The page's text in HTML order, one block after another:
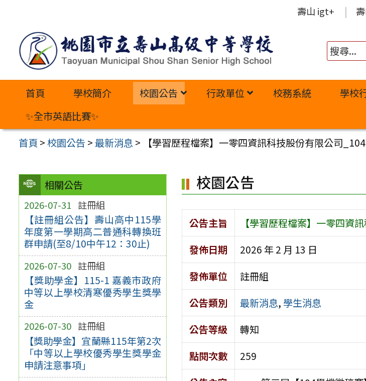
內
壽山 igt+
首頁 學校簡介 校園公告 行政單位 校務系統 學校
✨全市英語比賽✨
首頁 >校園公告 >最新消息 > 【學習歷程檔案】一零四資訊科技股份有限公司
相關公告
2026-07-31 註冊組
【註冊組公告】壽山高中115學
年度第一學期高二普通科轉換班
群申請(至8/10中午12：30止)
2026-07-30 註冊組
【獎助學金】115-1 嘉義市政府
中等以上學校清寒優秀學生獎學
金
2026-07-30 註冊組
【獎助學金】宜蘭縣115年第2次
「中等以上學校優秀學生獎學金
申請注意事項」
校園公告
公告主旨
【學習歷程檔案】一零四資
發佈日期
2026 年 2 月 13 日
發佈單位
註冊組
公告類別
最新消息, 學生消息
公告等級
轉知
點閱次數
259